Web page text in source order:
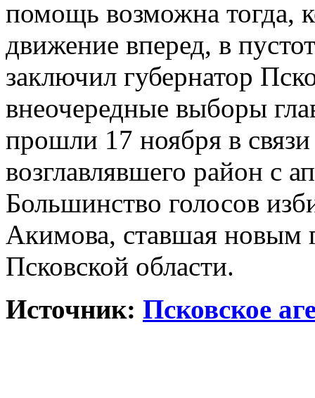
помощь возможна тогда,
движение вперед, в
заключил губернатор
внеочередные выборы
прошли 17 ноября в
возглавлявшего район с
Большинство голосов
Акимова, ставшая новым
Псковской области.
Источник: Псковское